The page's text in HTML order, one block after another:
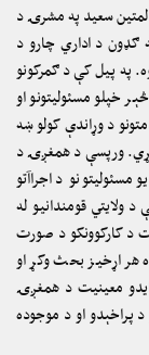
سعید په مشرۍ د
ګډون د اداري چارو د
په پیل کې د ګمرکونو
خپلو مسئولیتونو او
د وړاندې کولو ښه
کړي. ورپسې د همغږۍ د
د اجراآتو
ولایتي قومندانیو له
د کارکوونکو د صورت
هر اړخیز بحث وکړ او
معینیت د همغږۍ
پراخېدو او د موجوده